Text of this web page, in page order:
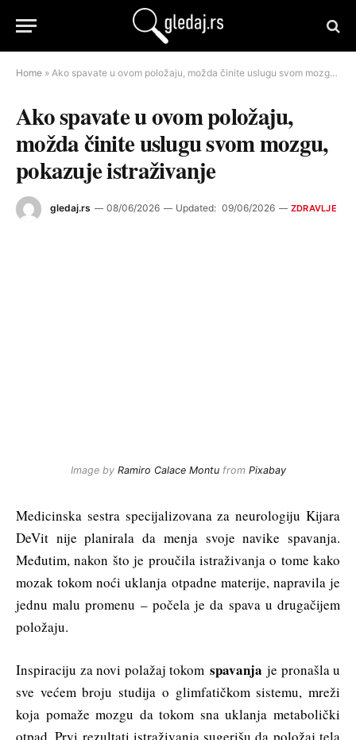
Home » Ako spavate u ovom položaju, možda činite uslugu svom mozgu, pokazuje istraživanje
Ako spavate u ovom položaju,
možda činite uslugu svom mozgu,
pokazuje istraživanje
gledaj.rs 08/06/2026 Updated: 09/06/2026 ZDRAVLJE
Image by Ramiro Calace Montufrom Pixabay
Medicinska sestra specijalizovana za neurologiju Kijara
DeVit nije planirala da menja svoje navike spavanja.
Međutim, nakon što je proučila istraživanja o tome kako
mozak tokom noći uklanja otpadne materije, napravila je
jednu malu promenu – počela je da spava u drugačijem
položaju.
Inspiraciju za novi polažaj tokom spavanja je pronašla u
sve većem broju studija o glimfatičkom sistemu, mreži
koja pomaže mozgu da tokom sna uklanja metabolički